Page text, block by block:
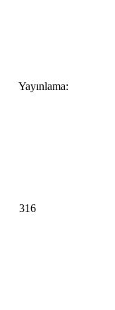
Yayınlama:
316